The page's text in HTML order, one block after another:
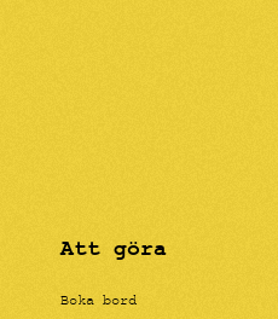
Att göra
Boka bord